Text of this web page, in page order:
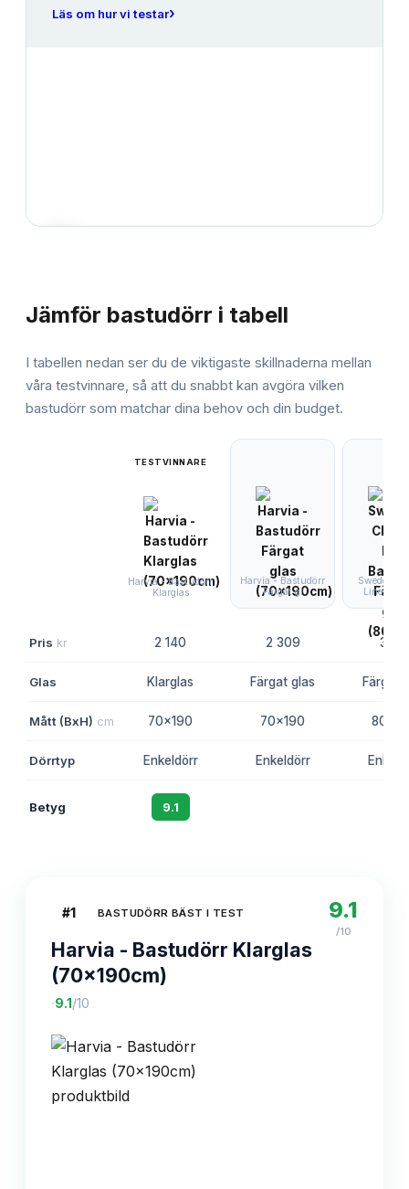
Läs om hur vi testar›
Jämför bastudörr i tabell
I tabellen nedan ser du de viktigaste skillnaderna mellan
våra testvinnare, så att du snabbt kan avgöra vilken
bastudörr som matchar dina behov och din budget.
TESTVINNARE
Harvia - Bastudörr
Klarglas
Harvia - Bastudörr
Färgat gl
Swedoor
Line
Pris kr 2 140 2 309 3
Glas Klarglas Färgat glas Färgat
Mått (BxH) cm 70x190 70x190
Dörrtyp Enkeldörr Enkeldörr
Betyg 9.1
#1 BASTUDÖRR BÄST I TEST
Harvia - Bastudörr Klarglas
(70x190cm)
·9.1 /10
9.1
/10